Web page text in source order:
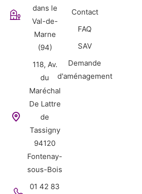
dans le
Val-de-
Marne
(94)
118, Av.
du
Maréchal
De Lattre
de
Tassigny
94120
Fontenay-
sous-Bois
01 42 83
Contact
FAQ
SAV
Demande
d'aménagement